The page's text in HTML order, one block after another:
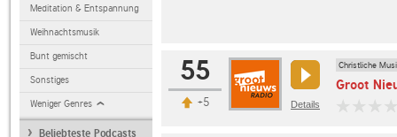
Meditation & Entspannung
Weihnachtsmusik
Bunt gemischt
Sonstiges
Weniger Genres
Beliebteste Podcasts
55
+5 Details
Christliche
Groot